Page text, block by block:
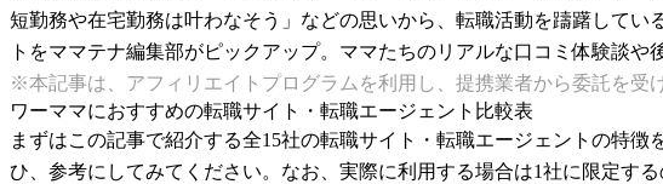
短勤務や在宅勤務は叶わなそう」などの思いから、転職活動を躊躇して
トをママテナ編集部がピックアップ。ママたちのリアルな口コミ体験談や
※本記事は、アフィリエイトプログラムを利用し、提携業者から委託を受
ワーママにおすすめの転職サイト・転職エージェント比較表
まずはこの記事で紹介する全15社の転職サイト・転職エージェントの特
ひ、参考にしてみてください。なお、実際に利用する場合は1社に限定す